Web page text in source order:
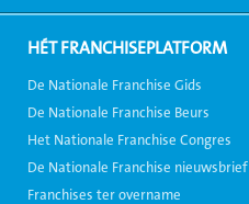
HÉT FRANCHISEPLATFORM
De Nationale Franchise Gids
De Nationale Franchise Beurs
Het Nationale Franchise Congres
De Nationale Franchise nieuwsbrief
Franchises ter overname